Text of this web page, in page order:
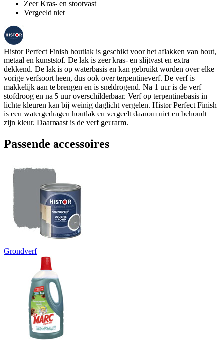
Zeer Kras- en stootvast
Vergeeld niet
Histor Perfect Finish houtlak is geschikt voor het aflakken van hout,
metaal en kunststof. De lak is zeer kras- en slijtvast en extra
dekkend. De lak is op waterbasis en kan gebruikt worden over elke
vorige verfsoort heen, dus ook over terpentineverf. De verf is
makkelijk aan te brengen en is sneldrogend. Na 1 uur is de verf
stofdroog en na 5 uur overschilderbaar. Verf op terpentinebasis in
lichte kleuren kan bij weinig daglicht vergelen. Histor Perfect Finish
is een watergedragen houtlak en vergeelt daarom niet en behoudt
zijn kleur. Daarnaast is de verf geurarm.
Passende accessoires
Grondverf